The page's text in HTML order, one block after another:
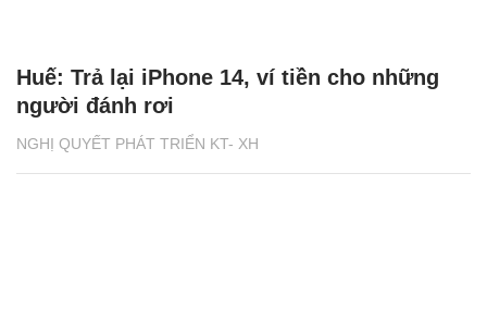
NGHỊ QUYẾT PHÁT TRIỂN KT- XH
Huế: Trả lại iPhone 14, ví tiền cho những
người đánh rơi